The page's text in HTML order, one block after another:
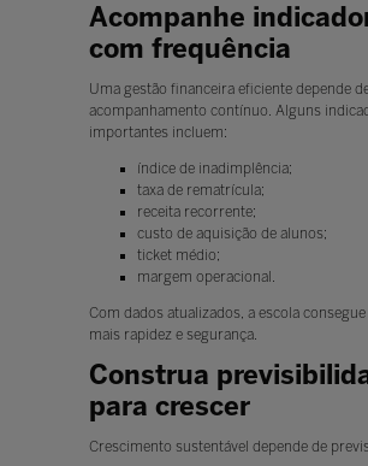
Acompanhe
com frequência
Uma gestão financeira eficiente depende
acompanhamento contínuo. Alguns
importantes incluem:
índice de inadimplência;
taxa de rematrícula;
receita recorrente;
custo de aquisição de alunos;
ticket médio;
margem operacional.
Com dados atualizados, a escola
mais rapidez e segurança.
Construa
para crescer
Crescimento sustentável depende de